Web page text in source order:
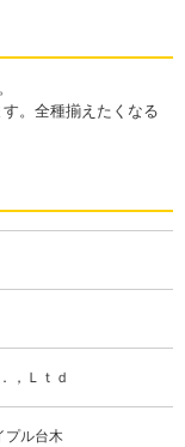
。全種揃えたくなる
，Ｌｔｄ
プル台木